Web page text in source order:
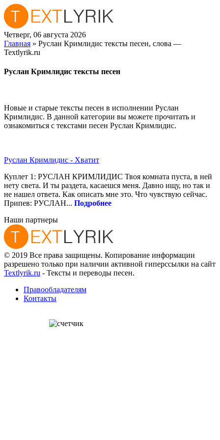
Четверг, 06 августа 2026
Главная » Руслан Кримлидис тексты песен, слова —
Textlyrik.ru
Руслан Кримлидис тексты песен
Новые и старые тексты песен в исполнении Руслан
Кримлидис. В данной категории вы можете прочитать и
ознакомиться с текстами песен Руслан Кримлидис.
Руслан Кримлидис - Хватит
Куплет 1: РУСЛАН КРИМЛИДИС Твоя комната пуста, в ней
нету света. И ты рaздета, касаешся меня. Давно ищу, но так и
не нашел ответа. Как описать мне это. Что чувствую сейчас.
Припев: РУСЛАН... Подробнее
Наши партнеры
© 2019 Все права защищены. Копирование информации
разрешено только при наличии активной гиперссылки на сайт
Textlyrik.ru - Тексты и переводы песен.
Правообладателям
Контакты